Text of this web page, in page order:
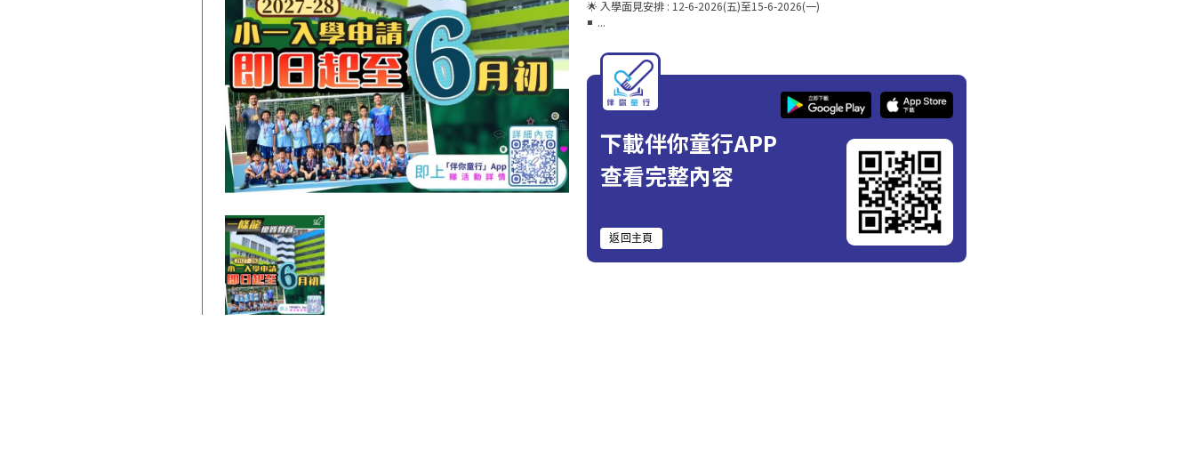
🌟 入學面見安排 : 12-6-2026(五)至15-6-2026(一)
◾  ...
下載伴你童行APP
查看完整內容
返回主頁